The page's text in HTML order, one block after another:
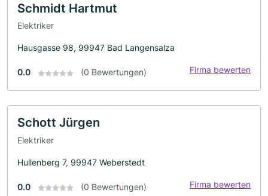
Schmidt Hartmut
Elektriker
Hausgasse 98, 99947 Bad Langensalza
0.0 (0 Bewertungen) Firma bewerten
Schott Jürgen
Elektriker
Hullenberg 7, 99947 Weberstedt
0.0 (0 Bewertungen) Firma bewerten